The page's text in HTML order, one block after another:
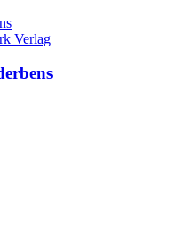
Verlag